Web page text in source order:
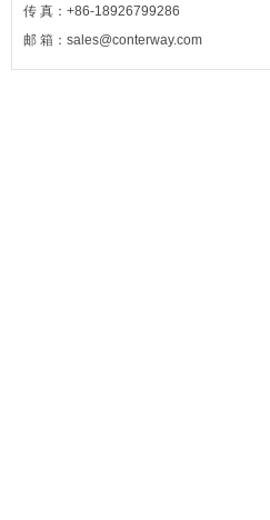
传 真：+86-18926799286
邮 箱：sales@conterway.com